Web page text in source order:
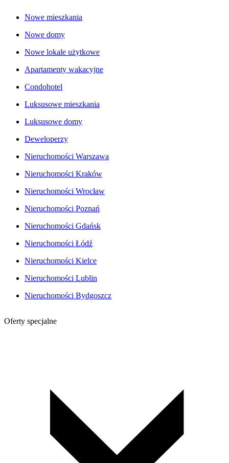
Nowe mieszkania
Nowe domy
Nowe lokale użytkowe
Apartamenty wakacyjne
Condohotel
Luksusowe mieszkania
Luksusowe domy
Deweloperzy
Nieruchomości Warszawa
Nieruchomości Kraków
Nieruchomości Wrocław
Nieruchomości Poznań
Nieruchomości Gdańsk
Nieruchomości Łódź
Nieruchomości Kielce
Nieruchomości Lublin
Nieruchomości Bydgoszcz
Oferty specjalne